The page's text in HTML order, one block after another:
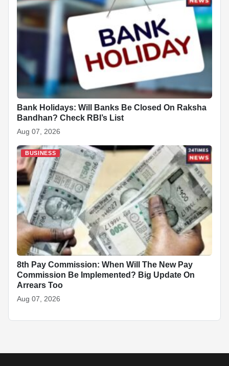
Bank Holidays: Will Banks Be Closed On Raksha
Bandhan? Check RBI’s List
Aug 07, 2026
BUSINESS
8th Pay Commission: When Will The New Pay
Commission Be Implemented? Big Update On
Arrears Too
Aug 07, 2026